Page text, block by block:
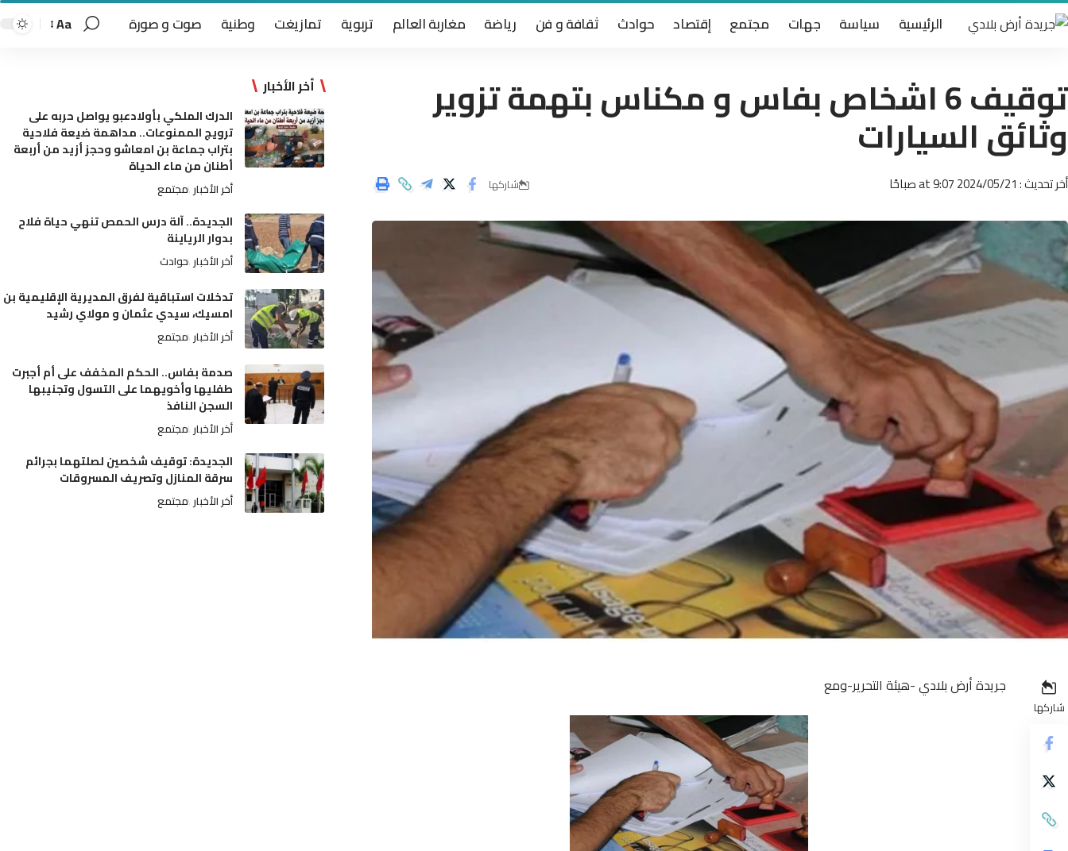
الرئيسية سياسة جهات مجتمع إقتصاد حوادث ثقافة و فن رياضة مغاربة العالم تربوية تمازيغت وطنية صوت و صورة Aa
توقيف 6 اشخاص بفاس و مكناس بتهمة تزوير
وثائق السيارات
أخر تحديث : 2024/05/21 at 9:07 صباحًا شاركها
شاركها
جريدة أرض بلادي -هيئة التحرير-ومع
أخر الأخبار
الدرك الملكي بأولادعبو يواصل حربه على
ترويج الممنوعات.. مداهمة ضيعة فلاحية
بتراب جماعة بن امعاشو وحجز أزيد من أربعة
أطنان من ماء الحياة
أخر الأخبار مجتمع
الجديدة.. آلة درس الحمص تنهي حياة فلاح
بدوار الرياينة
أخر الأخبار حوادث
تدخلات استباقية لفرق المديرية الإقليمية بن
امسيك، سيدي عثمان و مولاي رشيد
أخر الأخبار مجتمع
صدمة بفاس.. الحكم المخفف على أم أجبرت
طفليها وأخويهما على التسول وتجنيبها
السجن النافذ
أخر الأخبار مجتمع
الجديدة: توقيف شخصين لصلتهما بجرائم
سرقة المنازل وتصريف المسروقات
أخر الأخبار مجتمع